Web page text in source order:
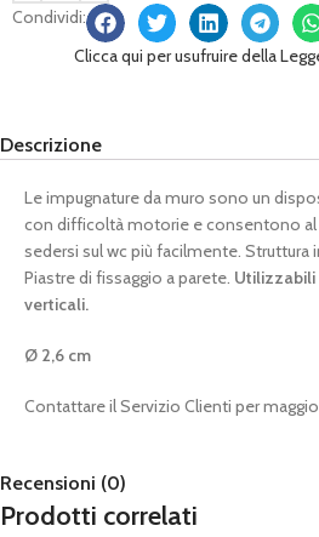
Condividi:
Clicca qui per usufruire della
Descrizione
Le impugnature da muro sono un
con difficoltà motorie e consentono al
sedersi sul wc più facilmente. Struttura
Piastre di fissaggio a parete.
verticali.
Ø 2,6 cm
Contattare il Servizio Clienti per
Recensioni (0)
Prodotti correlati